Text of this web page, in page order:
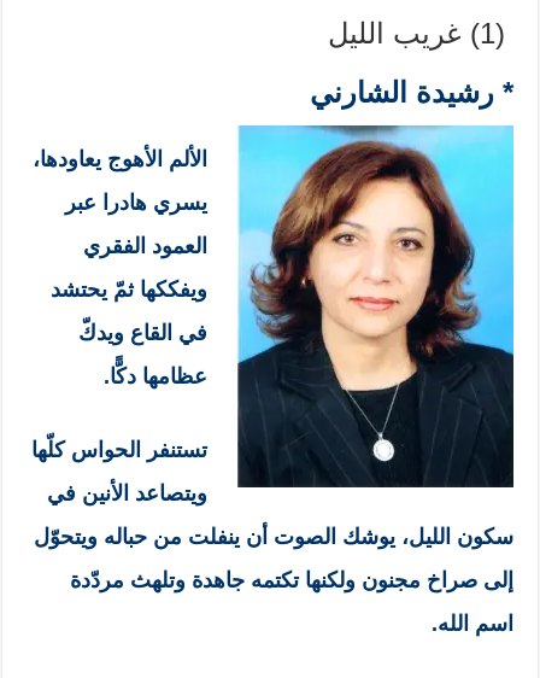
(1) غريب الليل
* رشيدة الشارني
الألم الأهوج يعاودها،
يسري هادرا عبر
العمود الفقري
ويفككها ثمّ يحتشد
في القاع ويدكّ
عظامها دكًّا.
تستنفر الحواس كلّها
ويتصاعد الأنين في
سكون الليل، يوشك الصوت أن ينفلت من حباله ويتحوّل
إلى صراخ مجنون ولكنها تكتمه جاهدة وتلهث مردّدة
اسم الله.